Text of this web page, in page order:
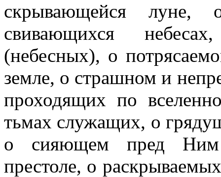
скрывающейся луне,
свивающихся
(небесных), о
земле, о страшном и
проходящих по
тьмах служащих, о
о сияющем пред Ним
престоле, о